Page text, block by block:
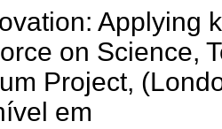
Applying
on Science,
Project,
em